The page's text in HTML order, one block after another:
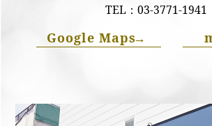
TEL： 03-3771-1941
Google Maps→